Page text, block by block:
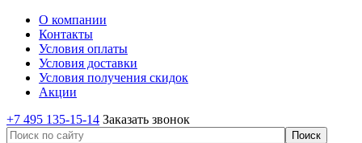
О компании
Контакты
Условия оплаты
Условия доставки
Условия получения скидок
Акции
+7 495 135-15-14 Заказать звонок